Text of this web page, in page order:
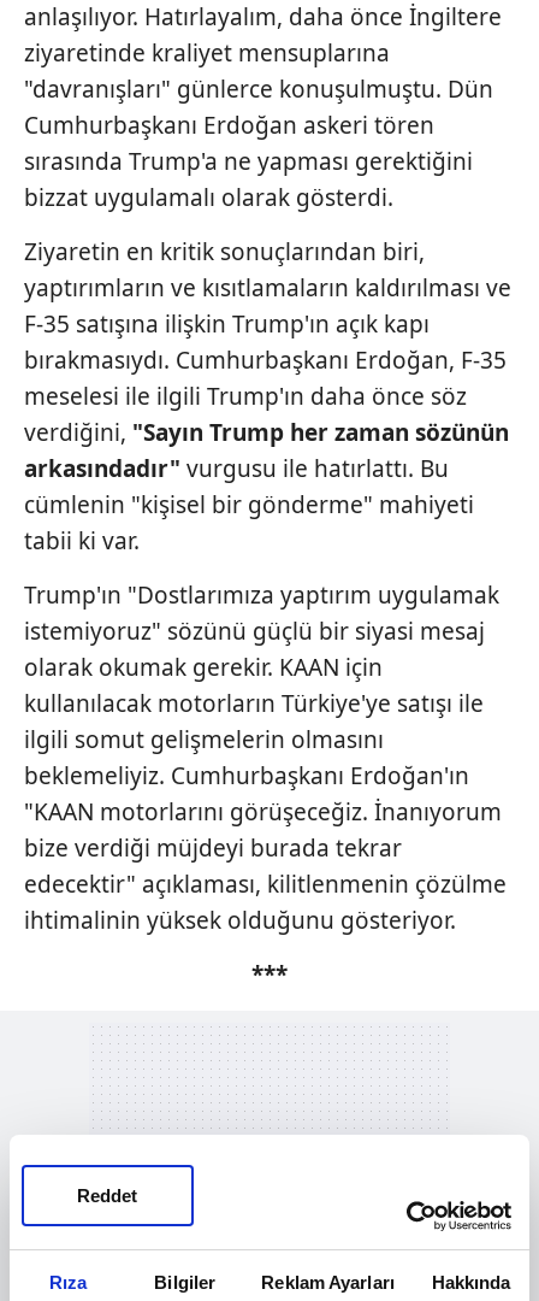
Rıza Bilgiler Reklam Ayarları Hakkında
Reddet
anlaşılıyor. Hatırlayalım, daha önce İngiltere
ziyaretinde kraliyet mensuplarına
"davranışları" günlerce konuşulmuştu. Dün
Cumhurbaşkanı Erdoğan askeri tören
sırasında Trump'a ne yapması gerektiğini
bizzat uygulamalı olarak gösterdi.
Ziyaretin en kritik sonuçlarından biri,
yaptırımların ve kısıtlamaların kaldırılması ve
F-35 satışına ilişkin Trump'ın açık kapı
bırakmasıydı. Cumhurbaşkanı Erdoğan, F-35
meselesi ile ilgili Trump'ın daha önce söz
verdiğini, "Sayın Trump herzaman sözünün
arkasındadır" vurgusu ile hatırlattı. Bu
cümlenin "kişisel bir gönderme" mahiyeti
tabii ki var.
Trump'ın "Dostlarımıza yaptırım uygulamak
istemiyoruz" sözünü güçlü bir siyasi mesaj
olarak okumak gerekir. KAAN için
kullanılacak motorların Türkiye'ye satışı ile
ilgili somut gelişmelerin olmasını
beklemeliyiz. Cumhurbaşkanı Erdoğan'ın
"KAAN motorlarını görüşeceğiz. İnanıyorum
bize verdiği müjdeyi burada tekrar
edecektir" açıklaması, kilitlenmenin çözülme
ihtimalinin yüksek olduğunu gösteriyor.
***